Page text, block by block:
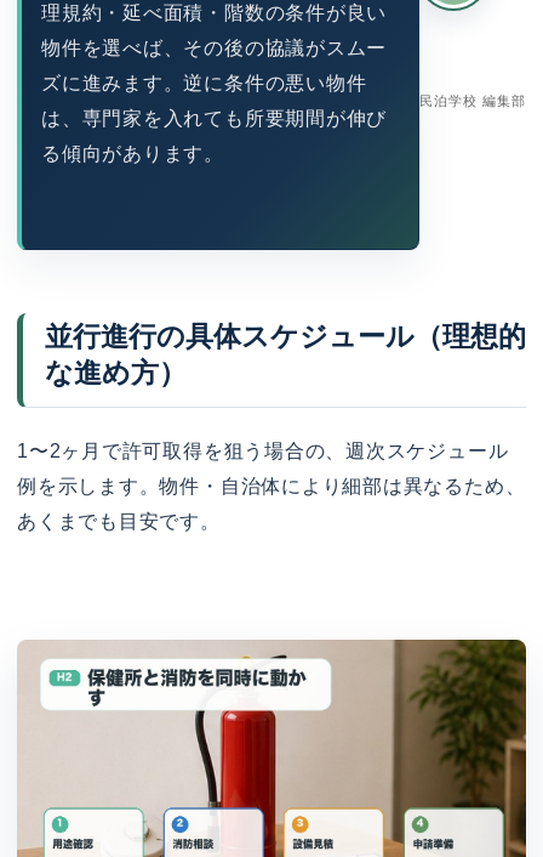
民泊学校 編集部
理規約・延べ面積・階数の条件が良い
物件を選べば、その後の協議がスムー
ズに進みます。逆に条件の悪い物件
は、専門家を入れても所要期間が伸び
る傾向があります。
並行進行の具体スケジュール（理想的
な進め方）
1〜2ヶ月で許可取得を狙う場合の、週次スケジュール
例を示します。物件・自治体により細部は異なるため、
あくまでも目安です。